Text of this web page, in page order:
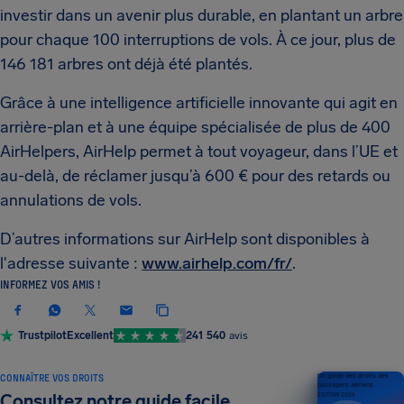
investir dans un avenir plus durable, en plantant un arbre
pour chaque 100 interruptions de vols. À ce jour, plus de
146 181 arbres ont déjà été plantés.
Grâce à une intelligence artificielle innovante qui agit en
arrière-plan et à une équipe spécialisée de plus de 400
AirHelpers, AirHelp permet à tout voyageur, dans l’UE et
au-delà, de réclamer jusqu’à 600 € pour des retards ou
annulations de vols.
D’autres informations sur AirHelp sont disponibles à
l'adresse suivante : www.airhelp.com/fr/.
INFORMEZ VOS AMIS !
TrustpilotExcellent 241 540 avis
CONNAÎTRE VOS DROITS
Un guide des droits des
passagers aériens
ÉDITION 2026